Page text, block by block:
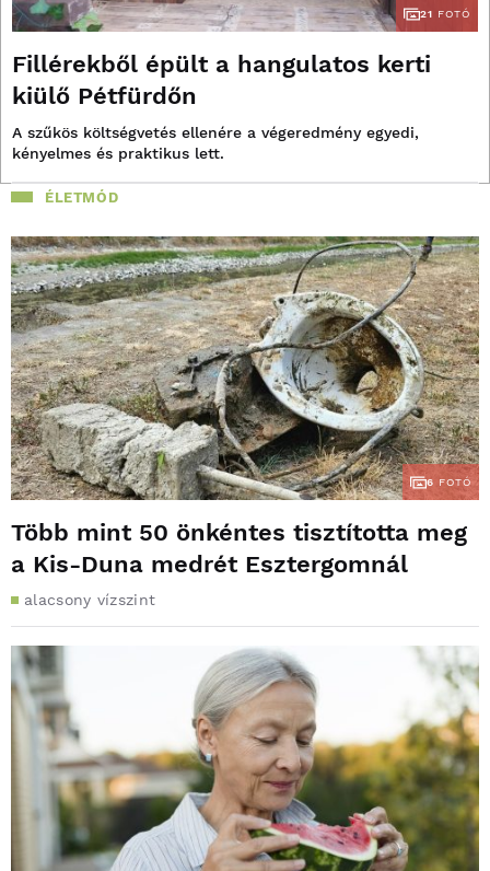
21 FOTÓ
Fillérekből épült a hangulatos kerti
kiülő Pétfürdőn
A szűkös költségvetés ellenére a végeredmény egyedi,
kényelmes és praktikus lett.
ÉLETMÓD
6 FOTÓ
Több mint 50 önkéntes tisztította meg
a Kis-Duna medrét Esztergomnál
alacsony vízszint